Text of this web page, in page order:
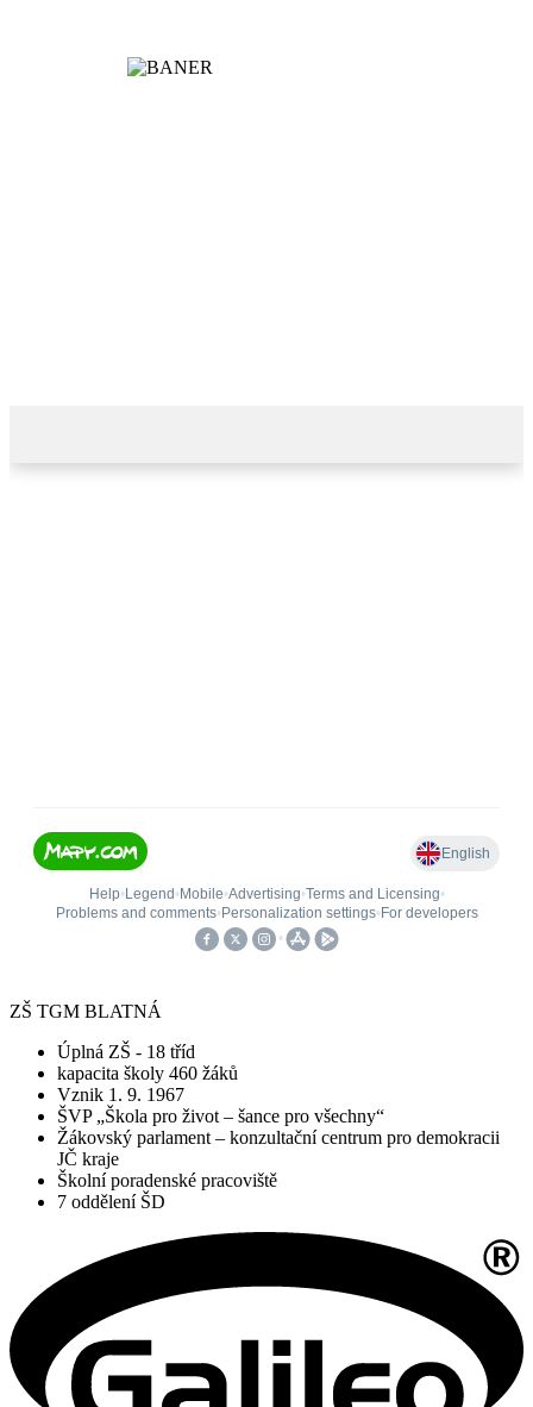
ZŠ TGM BLATNÁ
Úplná ZŠ - 18 tříd
kapacita školy 460 žáků
Vznik 1. 9. 1967
ŠVP „Škola pro život – šance pro všechny“
Žákovský parlament – konzultační centrum pro demokracii
JČ kraje
Školní poradenské pracoviště
7 oddělení ŠD